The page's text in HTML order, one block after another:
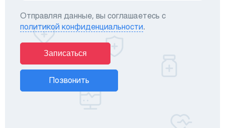
Отправляя данные, вы соглашаетесь с
политикой конфиденциальности.
Записаться
Позвонить